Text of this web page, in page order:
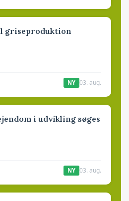
griseproduktion
NY 03. aug.
i udvikling søges
NY 03. aug.